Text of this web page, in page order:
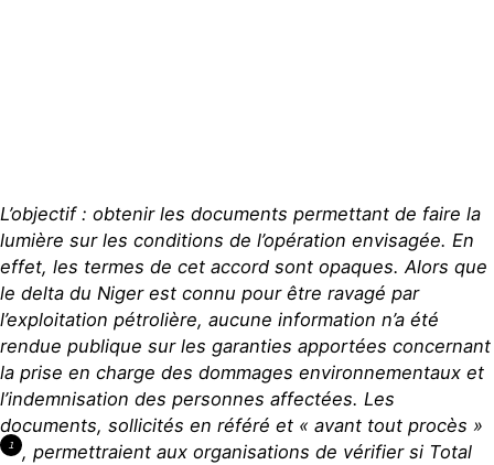
L’objectif : obtenir les documents permettant de faire la
lumière sur les conditions de l’opération envisagée. En
effet, les termes de cet accord sont opaques. Alors que
le delta du Niger est connu pour être ravagé par
l’exploitation pétrolière, aucune information n’a été
rendue publique sur les garanties apportées concernant
la prise en charge des dommages environnementaux et
l’indemnisation des personnes affectées. Les
documents, sollicités en référé et « avant tout procès »
1
, permettraient aux organisations de vérifier si Total